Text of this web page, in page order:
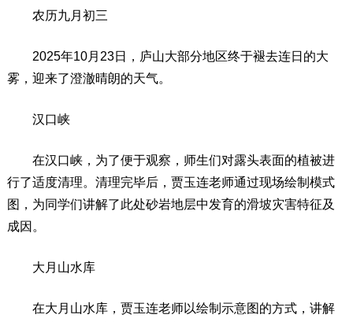
农历九月初三
2025年10月23日，庐山大部分地区终于褪去连日的大
雾，迎来了澄澈晴朗的天气。
汉口峡
在汉口峡，为了便于观察，师生们对露头表面的植被进
行了适度清理。清理完毕后，贾玉连老师通过现场绘制模式
图，为同学们讲解了此处砂岩地层中发育的滑坡灾害特征及
成因。
大月山水库
在大月山水库，贾玉连老师以绘制示意图的方式，讲解